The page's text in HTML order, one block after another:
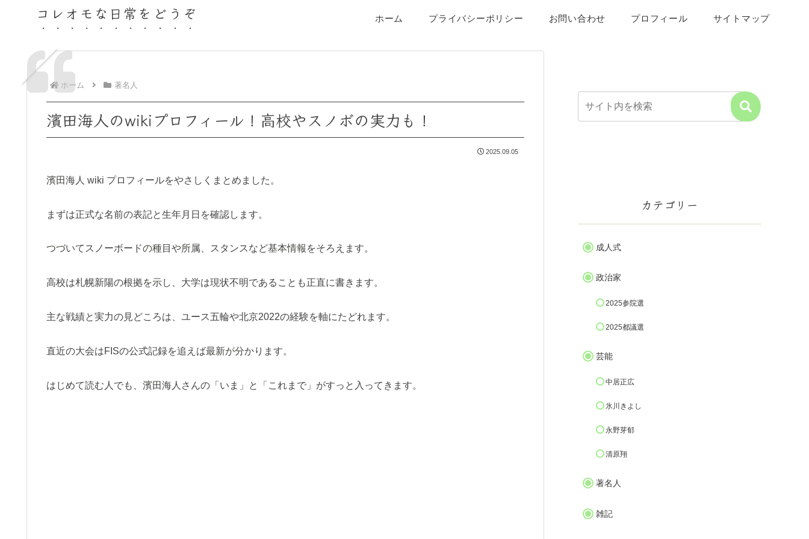
コレオモな日常をどうぞ ホーム プライバシーポリシー お問い合わせ プロフィール サイトマップ
ホーム 著名人
濱田海人のwikiプロフィール！高校やスノボの実力も！
2025.09.05
濱田海人 wiki プロフィールをやさしくまとめました。
まずは正式な名前の表記と生年月日を確認します。
つづいてスノーボードの種目や所属、スタンスなど基本情報をそろえます。
高校は札幌新陽の根拠を示し、大学は現状不明であることも正直に書きます。
主な戦績と実力の見どころは、ユース五輪や北京2022の経験を軸にたどれます。
直近の大会はFISの公式記録を追えば最新が分かります。
はじめて読む人でも、濱田海人さんの「いま」と「これまで」がすっと入ってきます。
カテゴリー
成人式
政治家
2025参院選
2025都議選
芸能
中居正広
氷川きよし
永野芽郁
清原翔
著名人
雑記